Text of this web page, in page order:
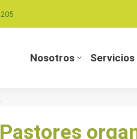
Nosotros Servicios